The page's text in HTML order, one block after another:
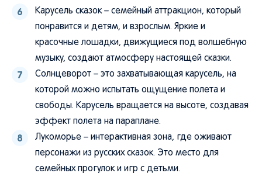
Карусель сказок – семейный аттракцион, который
понравится и детям, и взрослым. Яркие и
красочные лошадки, движущиеся под волшебную
музыку, создают атмосферу настоящей сказки.
Солнцеворот – это захватывающая карусель, на
которой можно испытать ощущение полета и
свободы. Карусель вращается на высоте, создавая
эффект полета на параплане.
Лукоморье – интерактивная зона, где оживают
персонажи из русских сказок. Это место для
семейных прогулок и игр с детьми.